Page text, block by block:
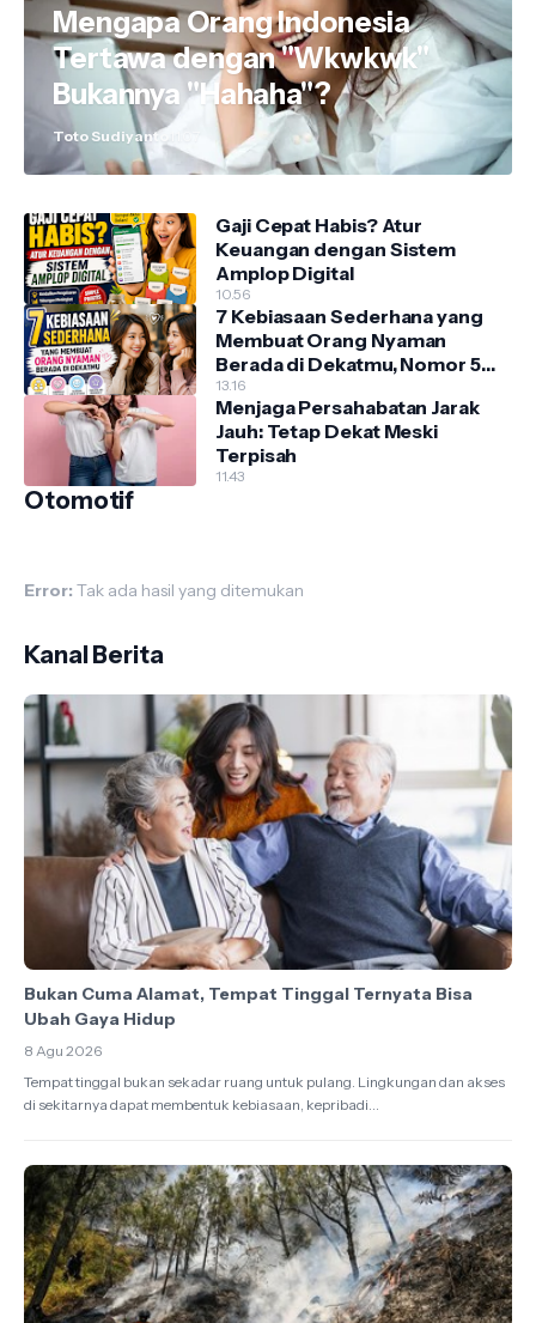
Mengapa Orang Indonesia
Tertawa dengan "Wkwkwk"
Bukannya "Hahaha"?
Toto Sudiyanto
Gaji Cepat Habis? Atur
Keuangan dengan Sistem
Amplop Digital
10.56
7 Kebiasaan Sederhana yang
Membuat Orang Nyaman
Berada di Dekatmu, Nomor 5
Sering Diabaikan!
13.16
Menjaga Persahabatan Jarak
Jauh: Tetap Dekat Meski
Terpisah
11.43
Otomotif
Error: Tak ada hasil yang ditemukan
Kanal Berita
Bukan Cuma Alamat, Tempat Tinggal Ternyata Bisa
Ubah Gaya Hidup
8 Agu 2026
Tempat tinggal bukan sekadar ruang untuk pulang. Lingkungan dan akses
di sekitarnya dapat membentuk kebiasaan, kepribadi...